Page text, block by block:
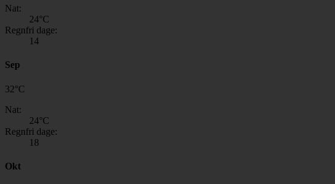
Nat:
24°C
Regnfri dage:
14
Sep
32°C
Nat:
24°C
Regnfri dage:
18
Okt